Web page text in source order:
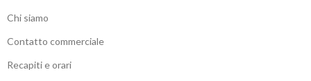
Chi siamo
Contatto commerciale
Recapiti e orari